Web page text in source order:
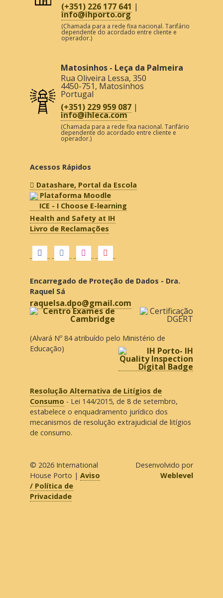
(+351) 226 177 641 |
info@ihporto.org
(Chamada para a rede fixa nacional. Tarifário
dependente do acordado entre cliente e
operador.)
Matosinhos - Leça da Palmeira
Rua Oliveira Lessa, 350
4450-751, Matosinhos
Portugal
(+351) 229 959 087 |
info@ihleca.com
(Chamada para a rede fixa nacional. Tarifário
dependente do acordado entre cliente e
operador.)
Acessos Rápidos
Datashare, Portal da Escola
Plataforma Moodle
ICE - I Choose E-learning
Health and Safety at IH
Livro de Reclamações
Encarregado de Proteção de Dados - Dra.
Raquel Sá
raquelsa.dpo@gmail.com
(Alvará Nº 84 atribuído pelo Ministério de
Educação)
Resolução Alternativa de Litígios de
Consumo - Lei 144/2015, de 8 de setembro,
estabelece o enquadramento jurídico dos
mecanismos de resolução extrajudicial de litígios
de consumo.
© 2026 International
House Porto | Aviso
/ Política de
Privacidade
Desenvolvido por
Weblevel